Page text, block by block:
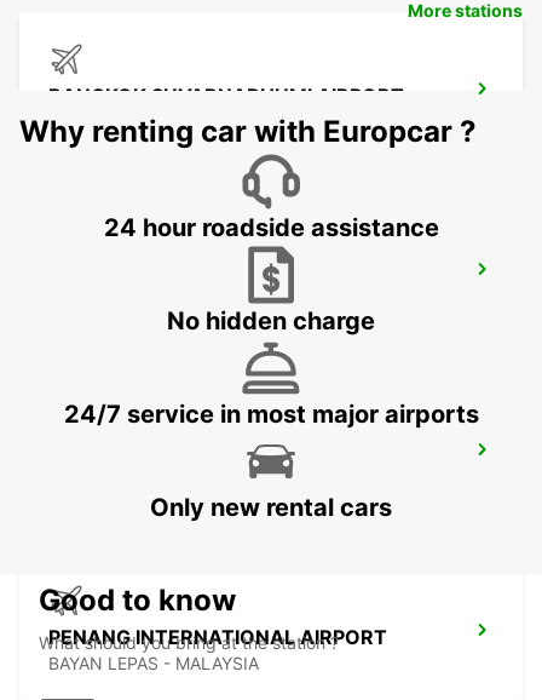
BANGKOK SUVARNABHUMI AIRPORT
BANGKOK - THAILAND
BANGKOK DOWNTOWN SUKHUMVIT
BANGKOK RAMA 9 TC GREEN
PENANG INTERNATIONAL AIRPORT
BAYAN LEPAS - MALAYSIA
More stations
Why renting car with Europcar ?
24 hour roadside assistance
No hidden charge
24/7 service in most major airports
Only new rental cars
Good to know
What should you bring at the station ?